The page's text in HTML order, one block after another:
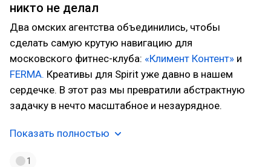
никто не делал
Два омских агентства объединились, чтобы
сделать самую крутую навигацию для
московского фитнес-клуба: «Климент Контент» и
FERMA. Креативы для Spirit уже давно в нашем
сердечке. В этот раз мы превратили абстрактную
задачку в нечто масштабное и незаурядное.
Показать полностью
1